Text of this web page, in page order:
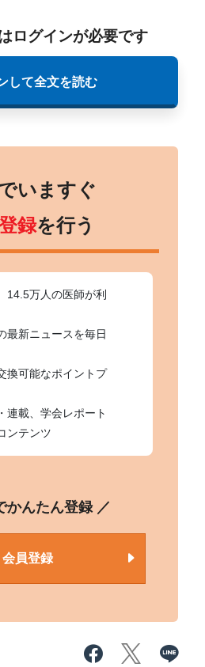
ログインが必要です
して全文を読む
いますぐ
録を行う
14.5万人の医師が利
最新ニュースを毎日
換可能なポイントプ
連載、学会レポート
ンテンツ
かんたん登録 ／
会員登録